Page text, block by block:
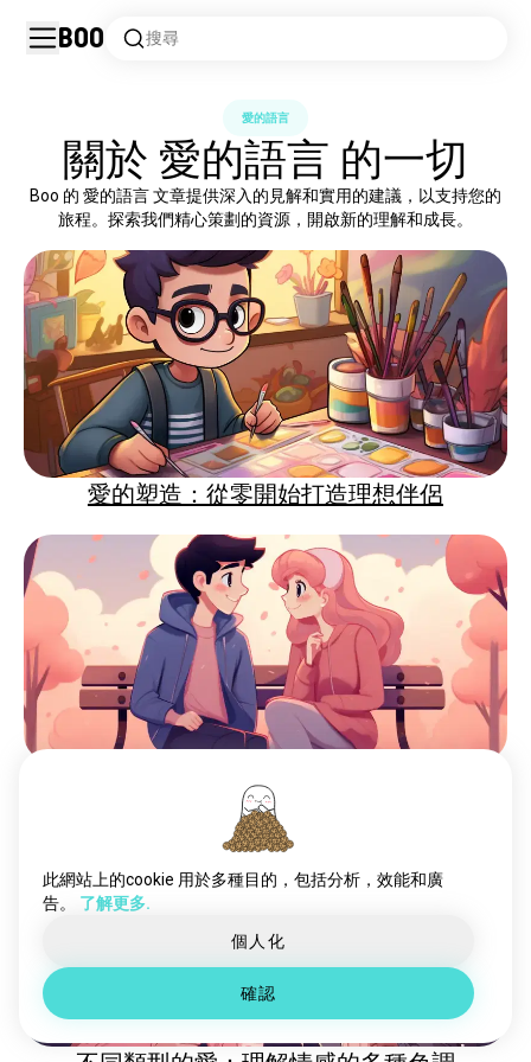
Boo 搜尋
愛的語言
關於 愛的語言 的一切
Boo 的 愛的語言 文章提供深入的見解和實用的建議，以支持您的
旅程。探索我們精心策劃的資源，開啟新的理解和成長。
愛的塑造：從零開始打造理想伴侶
何時說我愛你：掌握完美時刻
此網站上的cookie 用於多種目的，包括分析，效能和廣
告。
了解更多.
個人化
確認